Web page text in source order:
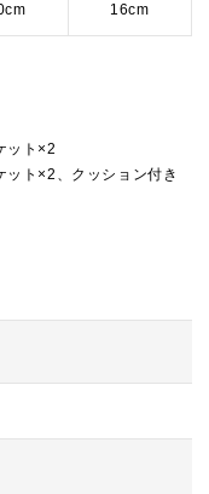
16cm
ット×2
ット×2、クッション付き